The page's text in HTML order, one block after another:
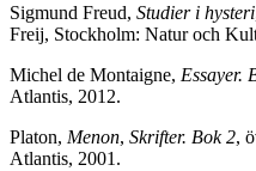
Sigmund Freud, Studier i hysteri
Freij, Stockholm: Natur och
Michel de Montaigne, Essayer.
Atlantis, 2012.
Platon, Menon, Skrifter. Bok 2,
Atlantis, 2001.